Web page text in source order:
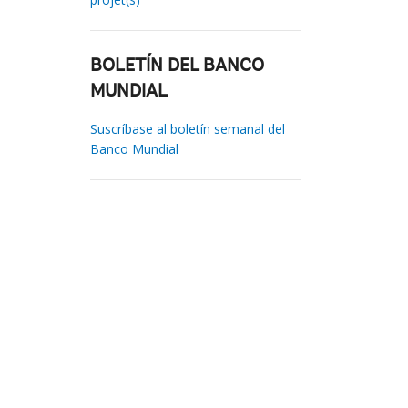
BOLETÍN DEL BANCO
MUNDIAL
Suscríbase al boletín semanal del
Banco Mundial